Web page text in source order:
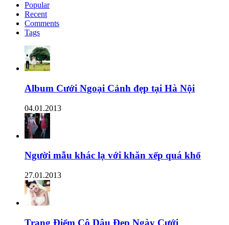
Popular
Recent
Comments
Tags
Album Cưới Ngoại Cảnh đẹp tại Hà Nội
04.01.2013
Người mẫu khác lạ với khăn xếp quá khổ
27.01.2013
Trang Điểm Cô Dâu Đẹp Ngày Cưới